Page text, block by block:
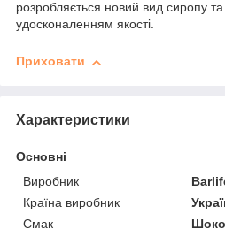
розробляється новий вид сиропу
удосконаленням якості.
Приховати
Характеристики
Основні
Виробник
Країна виробник
Смак